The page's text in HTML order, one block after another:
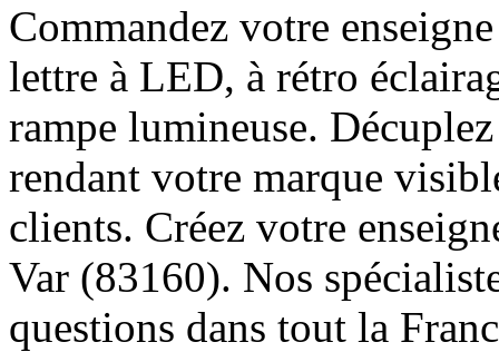
Commandez votre
lettre à LED, à rétro
rampe lumineuse.
rendant votre marque
clients. Créez votre
Var (83160). Nos
questions dans tout la